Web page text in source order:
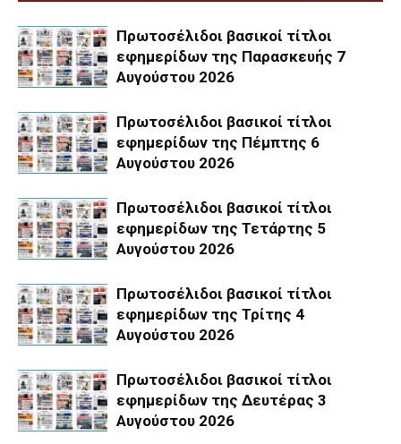
Πρωτοσέλιδοι βασικοί τίτλοι
εφημερίδων της Παρασκευής 7
Αυγούστου 2026
Πρωτοσέλιδοι βασικοί τίτλοι
εφημερίδων της Πέμπτης 6
Αυγούστου 2026
Πρωτοσέλιδοι βασικοί τίτλοι
εφημερίδων της Τετάρτης 5
Αυγούστου 2026
Πρωτοσέλιδοι βασικοί τίτλοι
εφημερίδων της Τρίτης 4
Αυγούστου 2026
Πρωτοσέλιδοι βασικοί τίτλοι
εφημερίδων της Δευτέρας 3
Αυγούστου 2026